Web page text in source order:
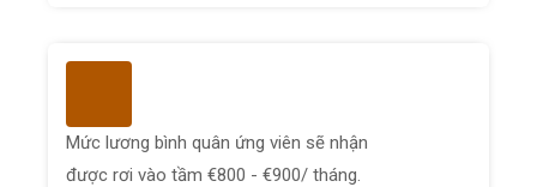
Mức lương bình quân ứng viên sẽ nhận
được rơi vào tầm €800 - €900/ tháng.